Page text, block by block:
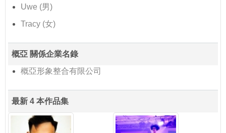
Uwe (男)
Tracy (女)
概亞 關係企業名錄
概亞形象整合有限公司
最新 4 本作品集